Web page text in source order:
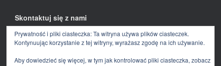
Skontaktuj się z nami
FacebookE-
mail
Prywatność i pliki ciasteczka: Ta witryna używa plików ciasteczek.
Kontynuując korzystanie z tej witryny, wyrażasz zgodę na ich używanie.
Aby dowiedzieć się więcej, w tym jak kontrolować pliki ciasteczka, zobacz